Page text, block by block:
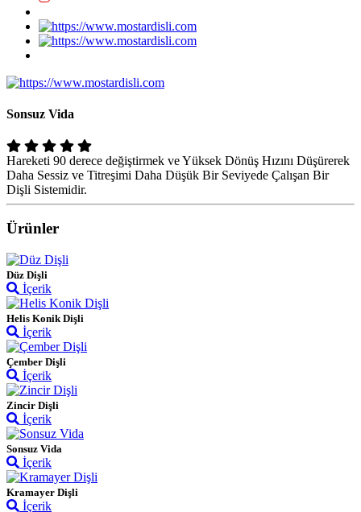
Sonsuz Vida
Hareketi 90 derece değiştirmek ve Yüksek Dönüş Hızını Düşürerek
Daha Sessiz ve Titreşimi Daha Düşük Bir Seviyede Çalışan Bir
Dişli Sistemidir.
Ürünler
Düz Dişli
İçerik
Helis Konik Dişli
İçerik
Çember Dişli
İçerik
Zincir Dişli
İçerik
Sonsuz Vida
İçerik
Kramayer Dişli
İçerik